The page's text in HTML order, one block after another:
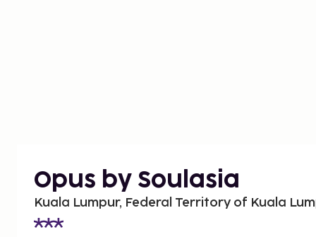
Opus by Soulasia
Kuala Lumpur, Federal Territory of Kuala